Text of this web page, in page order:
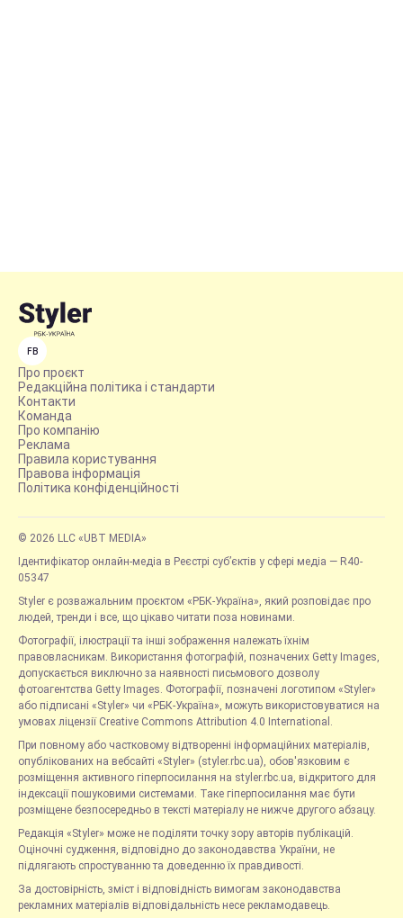
FB
Про проєкт
Редакційна політика і стандарти
Контакти
Команда
Про компанію
Реклама
Правила користування
Правова інформація
Політика конфіденційності
© 2026 LLC «UBT MEDIA»
Ідентифікатор онлайн-медіа в Реєстрі суб’єктів у сфері медіа — R40-
05347
Styler є розважальним проєктом «РБК-Україна», який розповідає про
людей, тренди і все, що цікаво читати поза новинами.
Фотографії, ілюстрації та інші зображення належать їхнім
правовласникам. Використання фотографій, позначених Getty Images,
допускається виключно за наявності письмового дозволу
фотоагентства Getty Images. Фотографії, позначені логотипом «Styler»
або підписані «Styler» чи «РБК-Україна», можуть використовуватися на
умовах ліцензії Creative Commons Attribution 4.0 International.
При повному або частковому відтворенні інформаційних матеріалів,
опублікованих на вебсайті «Styler» (styler.rbc.ua), обов'язковим є
розміщення активного гіперпосилання на styler.rbc.ua, відкритого для
індексації пошуковими системами. Таке гіперпосилання має бути
розміщене безпосередньо в тексті матеріалу не нижче другого абзацу.
Редакція «Styler» може не поділяти точку зору авторів публікацій.
Оціночні судження, відповідно до законодавства України, не
підлягають спростуванню та доведенню їх правдивості.
За достовірність, зміст і відповідність вимогам законодавства
рекламних матеріалів відповідальність несе рекламодавець.